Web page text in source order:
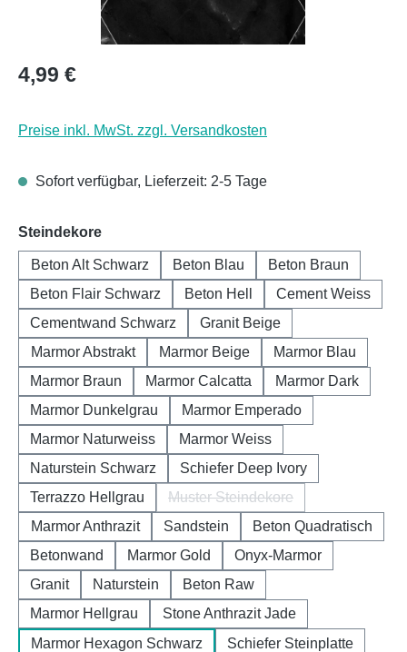
Regulärer Preis:
4,99 €
Preise inkl. MwSt. zzgl. Versandkosten
Sofort verfügbar, Lieferzeit: 2-5 Tage
Steindekoreauswählen
Beton Alt Schwarz Beton Blau
Beton Braun
Beton Flair Schwarz
Beton Hell
Cement Weiss
Cementwand Schwarz
Granit Beige
Marmor Abstrakt
Marmor Beige
Marmor Blau
Marmor Braun
Marmor Calcatta
Marmor Dark
Marmor Dunkelgrau
Marmor Emperado
Marmor Naturweiss
Marmor Weiss
Naturstein Schwarz
Schiefer Deep Ivory
Terrazzo Hellgrau
Muster Steindekore
(Diese Option ist zurzeit nicht
Marmor Anthrazit Sandstein
Beton Quadratisch
Betonwand
Marmor Gold
Onyx-Marmor
Granit
Naturstein
Beton Raw
Marmor Hellgrau
Stone Anthrazit Jade
Marmor Hexagon Schwarz
Schiefer Steinplatte